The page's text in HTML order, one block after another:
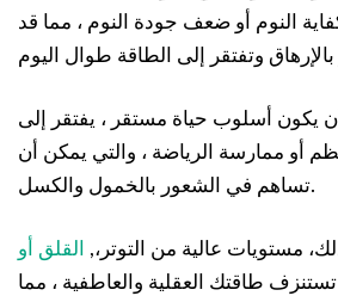
النوم أو ضعف جودة النوم ، مما قد
يكون أسلوب حياة مستقر ، يفتقر إلى
أو ممارسة الرياضة ، والتي يمكن أن
تساهم في الشعور بالخمول والكسل.
مستويات عالية من التوتر،,
القلق أو
طاقتك العقلية والعاطفية ، مما